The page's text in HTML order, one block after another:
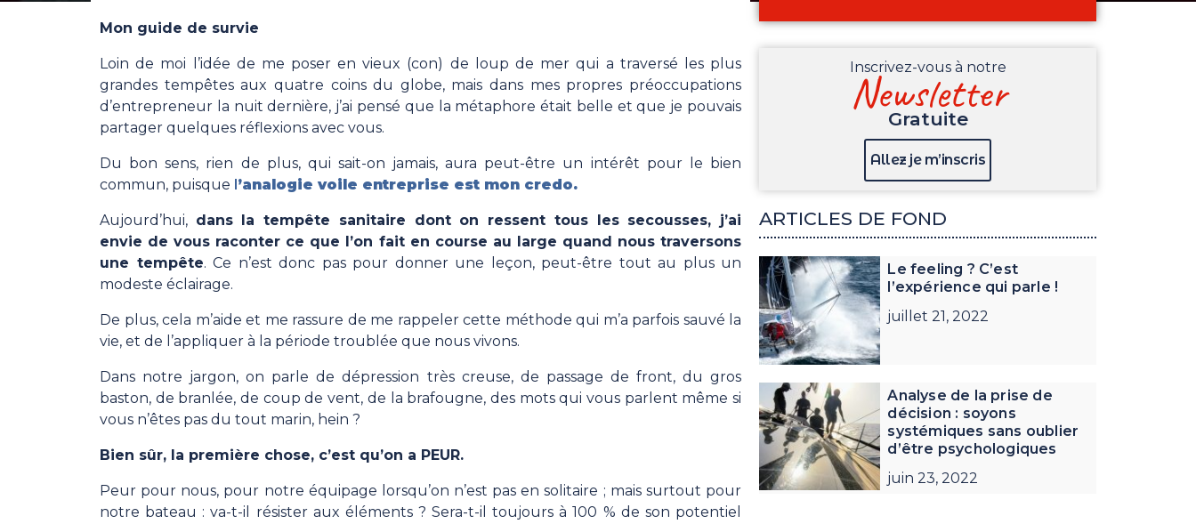
Mon guide de survie
Loin de moi l’idée de me poser en vieux (con) de loup de mer qui a traversé les plus
grandes tempêtes aux quatre coins du globe, mais dans mes propres préoccupations
d’entrepreneur la nuit dernière, j’ai pensé que la métaphore était belle et que je pouvais
partager quelques réflexions avec vous.
Du bon sens, rien de plus, qui sait-on jamais, aura peut-être un intérêt pour le bien
commun, puisque l’analogie voile entreprise est mon credo.
Aujourd’hui, dans la tempête sanitaire dont on ressent tous les secousses, j’ai
envie de vous raconter ce que l’on fait en course au large quand nous traversons
une tempête. Ce n’est donc pas pour donner une leçon, peut-être tout au plus un
modeste éclairage.
De plus, cela m’aide et me rassure de me rappeler cette méthode qui m’a parfois sauvé la
vie, et de l’appliquer à la période troublée que nous vivons.
Dans notre jargon, on parle de dépression très creuse, de passage de front, du gros
baston, de branlée, de coup de vent, de la brafougne, des mots qui vous parlent même si
vous n’êtes pas du tout marin, hein ?
Bien sûr, la première chose, c’est qu’on a PEUR.
Peur pour nous, pour notre équipage lorsqu’on n’est pas en solitaire ; mais surtout pour
notre bateau : va-t-il résister aux éléments ? Sera-t-il toujours à 100 % de son potentiel
Inscrivez-vous à notre
Newsletter
Gratuite
Allez je m’inscris
ARTICLES DE FOND
Le feeling ? C’est
l’expérience qui parle !
juillet 21, 2022
Analyse de la prise de
décision : soyons
systémiques sans oublier
d’être psychologiques
juin 23, 2022